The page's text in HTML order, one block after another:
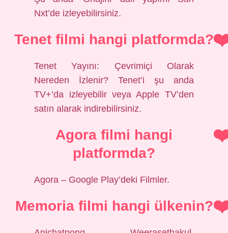
Nxt’de izleyebilirsiniz.
Tenet filmi hangi platformda?
Tenet Yayını: Çevrimiçi Olarak
Nereden İzlenir? Tenet’i şu anda
TV+’da izleyebilir veya Apple TV’den
satın alarak indirebilirsiniz.
Agora filmi hangi
platformda?
Agora – Google Play’deki Filmler.
Memoria filmi hangi ülkenin?